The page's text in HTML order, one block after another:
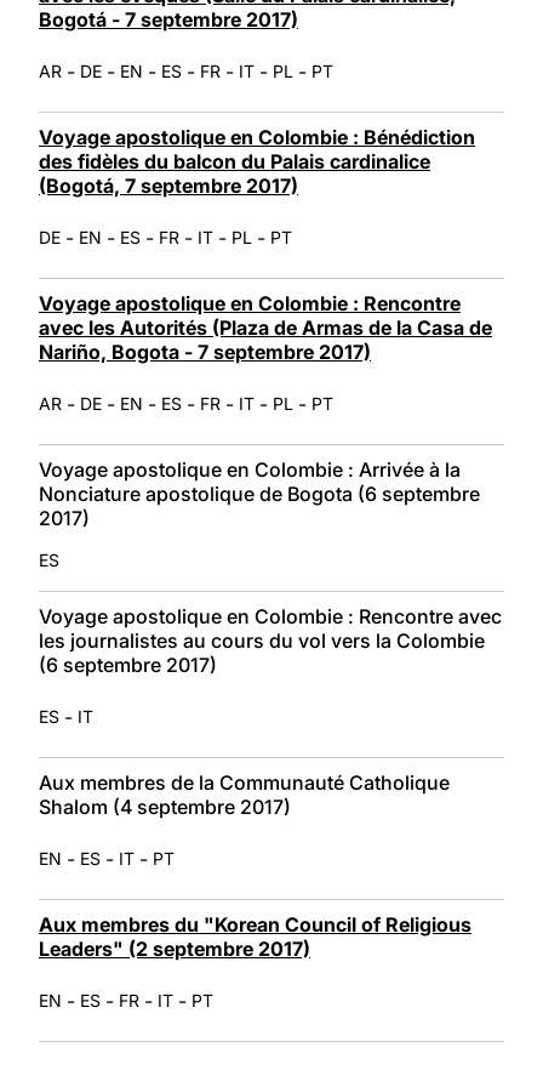
Bogotá - 7 septembre 2017)
AR - DE - EN - ES - FR - IT - PL - PT
Voyage apostolique en Colombie : Bénédiction
des fidèles du balcon du Palais cardinalice
(Bogotá, 7 septembre 2017)
DE - EN - ES - FR - IT - PL - PT
Voyage apostolique en Colombie : Rencontre
avec les Autorités (Plaza de Armas de la Casa de
Nariño, Bogota - 7 septembre 2017)
AR - DE - EN - ES - FR - IT - PL - PT
Voyage apostolique en Colombie : Arrivée à la
Nonciature apostolique de Bogota (6 septembre
2017)
ES
Voyage apostolique en Colombie : Rencontre avec
les journalistes au cours du vol vers la Colombie
(6 septembre 2017)
ES - IT
Aux membres de la Communauté Catholique
Shalom (4 septembre 2017)
EN - ES - IT - PT
Aux membres du "Korean Council of Religious
Leaders" (2 septembre 2017)
EN - ES - FR - IT - PT